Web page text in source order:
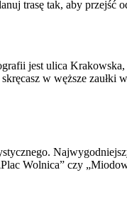
trasę tak, aby
jest ulica Krakowska,
w węższe zaułki
Wolnica” czy